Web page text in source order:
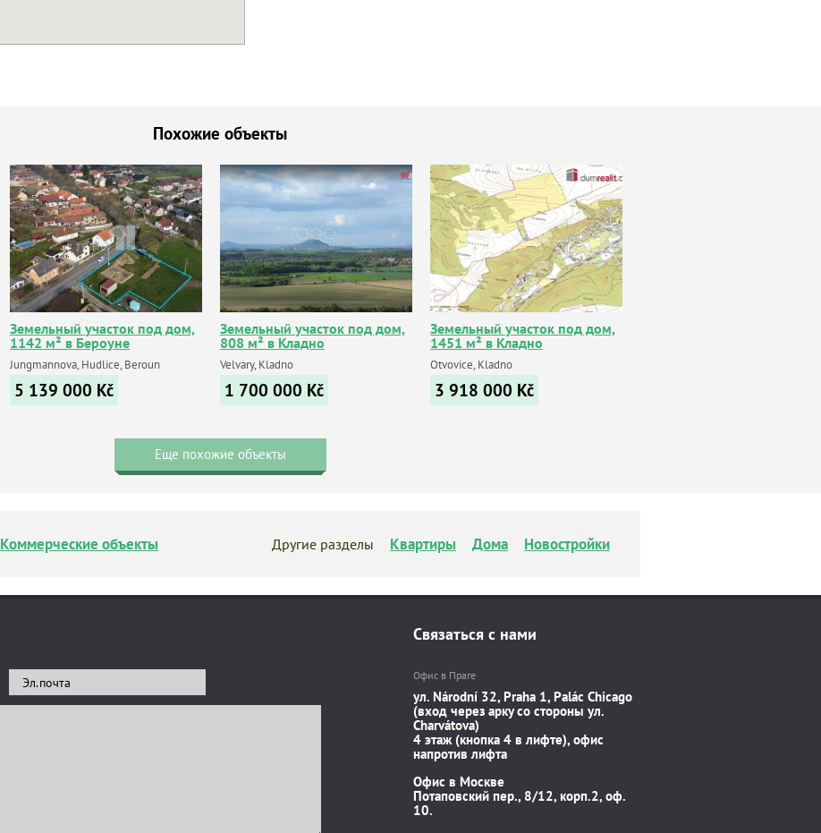
Похожие объекты
Земельный участок под дом,
1142 м² в Бероуне
Jungmannova, Hudlice, Beroun
5 139 000 Kč
Земельный участок под дом,
808 м² в Кладно
Velvary, Kladno
1 700 000 Kč
Земельный участок под дом,
1451 м² в Кладно
Otvovice, Kladno
3 918 000 Kč
Еще похожие объекты
Коммерческие объекты Другие разделы Квартиры Дома Новостройки
Связаться с нами
Офис в Праге
ул. Národní 32, Praha 1, Palác Chicago
(вход через арку со стороны ул.
Charvátova)
4 этаж (кнопка 4 в лифте), офис
напротив лифта
Офис в Москве
Потаповский пер., 8/12, корп.2, оф.
10.